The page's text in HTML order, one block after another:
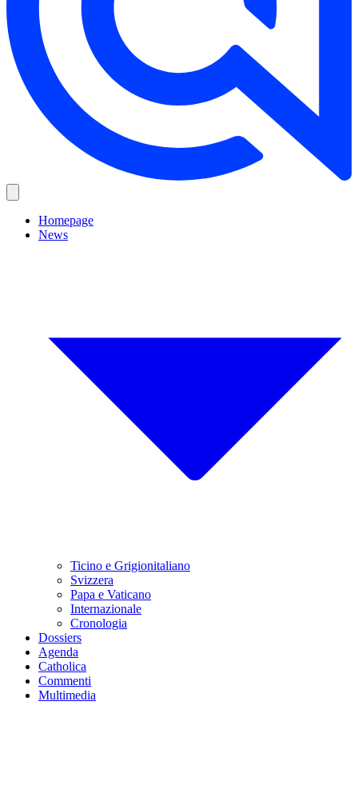
Homepage
News
Ticino e Grigionitaliano
Svizzera
Papa e Vaticano
Internazionale
Cronologia
Dossiers
Agenda
Catholica
Commenti
Multimedia